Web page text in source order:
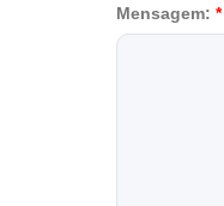
Mensagem:*